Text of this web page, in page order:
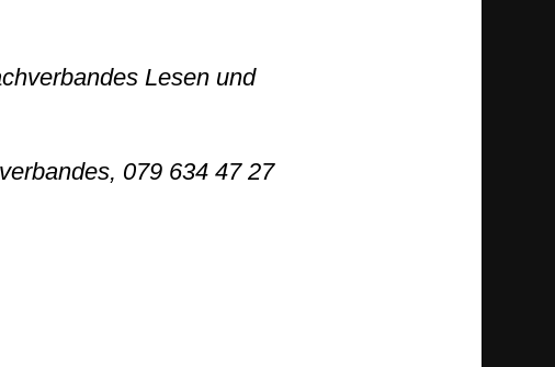
Lesen und
079 634 47 27